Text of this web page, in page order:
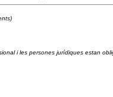
i les persones jurídiques estan